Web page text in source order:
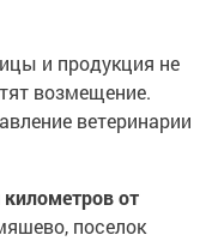
и продукция не
возмещение.
ветеринарии
от
поселок